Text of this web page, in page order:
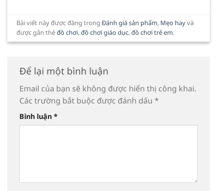
Bài viết này được đăng trongĐánh giá sản phẩm, Mẹo hayvà
được gắn thẻđồ chơi,đồ chơi giáo dục,đồ chơi trẻ em.
Để lại một bình luận
Email của bạn sẽ không được hiển thị công khai.
Các trường bắt buộc được đánh dấu *
Bình luận *